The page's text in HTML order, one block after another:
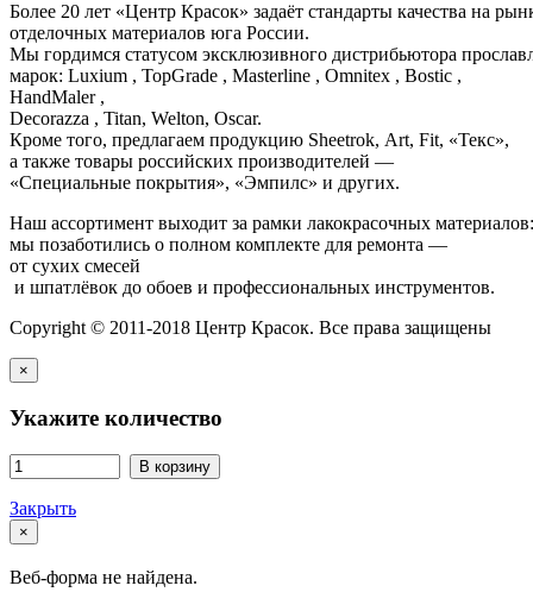
Более 20 лет «Центр Красок» задаёт стандарты качества на
отделочных материалов юга России.
Мы гордимся статусом эксклюзивного дистрибьютора
марок: Luxium , TopGrade , Masterline , Omnitex , Bostic ,
HandMaler ,
Decorazza , Titan, Welton, Oscar.
Кроме того, предлагаем продукцию Sheetrok, Art, Fit, «Текс»,
а также товары российских производителей —
«Специальные покрытия», «Эмпилс» и других.
Наш ассортимент выходит за рамки лакокрасочных
мы позаботились о полном комплекте для ремонта —
от сухих смесей
и шпатлёвок до обоев и профессиональных инструментов.
Copyright © 2011-2018 Центр Красок. Все права защищены
×
Укажите количество
В корзину
Закрыть
×
Веб-форма не найдена.